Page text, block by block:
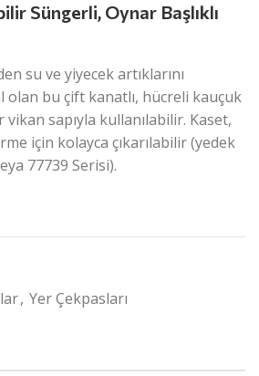
Süngerli, Oynar Başlıklı
su ve yiyecek artıklarını
olan bu çift kanatlı, hücreli kauçuk
sapıyla kullanılabilir. Kaset,
için kolayca çıkarılabilir (yedek
77739 Serisi).
, Yer Çekpasları